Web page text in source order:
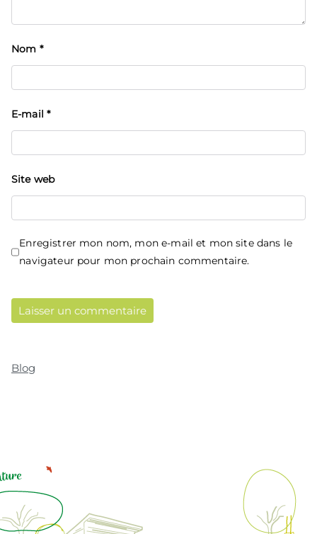
Nom *
E-mail*
Site web
Enregistrer mon nom, mon e-mail et mon site dans le
navigateur pour mon prochain commentaire.
Blog